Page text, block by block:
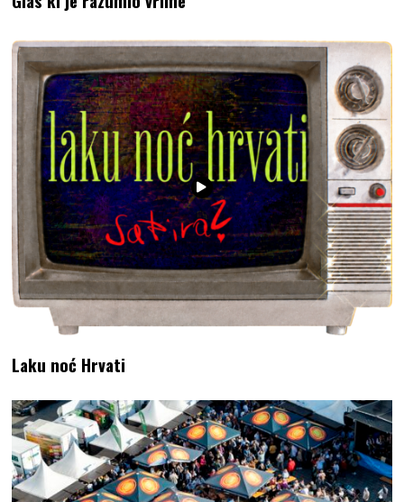
Laku noć Hrvati